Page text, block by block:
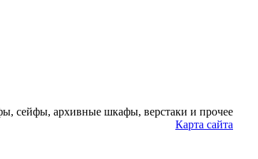
сейфы, архивные шкафы, верстаки и прочее
Карта сайта